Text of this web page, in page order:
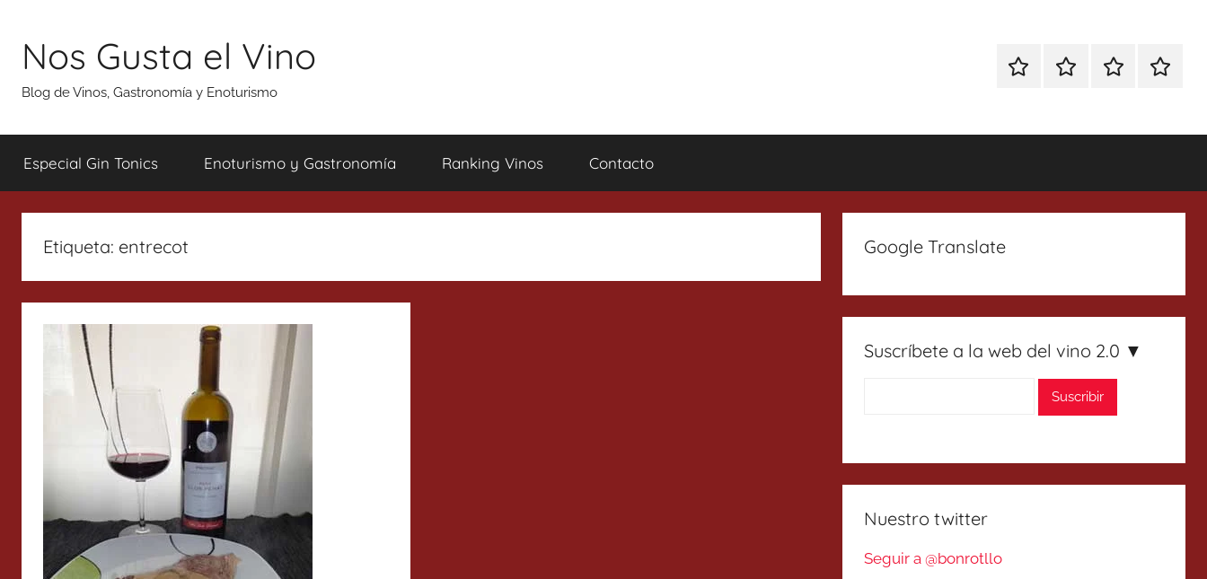
contenido
Nos Gusta el Vino
Blog de Vinos, Gastronomía y Enoturismo
EspecialEnoturismoRanking
Especial Gin Tonics Enoturismo y Gastronomía Ranking Vinos Contacto
Etiqueta: entrecot Google Translate
Suscríbete a la web del vino 2.0 ▼
Nuestro twitter
Seguir a @bonrotllo